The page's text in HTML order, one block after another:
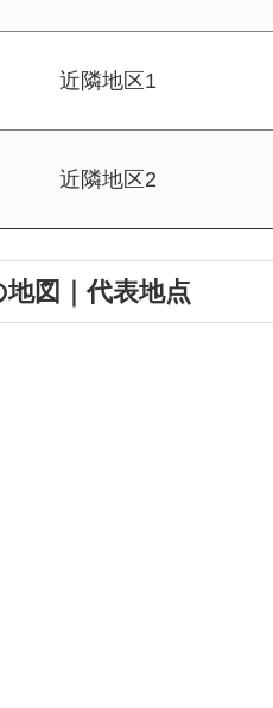
近隣地区1
近隣地区2
地図｜代表地点